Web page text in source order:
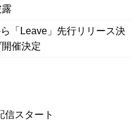
「Leave」先行リリース決
催決定
信スタート